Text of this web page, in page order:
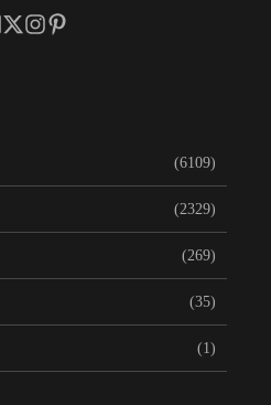
(6109)
(2329)
(269)
(35)
(1)